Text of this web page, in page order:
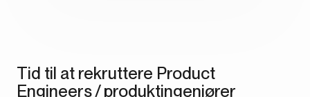
Tid til at rekruttere Product
Engineers / produktingeniører